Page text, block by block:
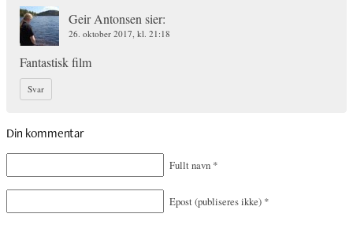
Geir Antonsensier:
26. oktober 2017, kl. 21:18
Fantastisk film
Svar
Din kommentar
Fullt navn *
Epost(publiseres ikke) *